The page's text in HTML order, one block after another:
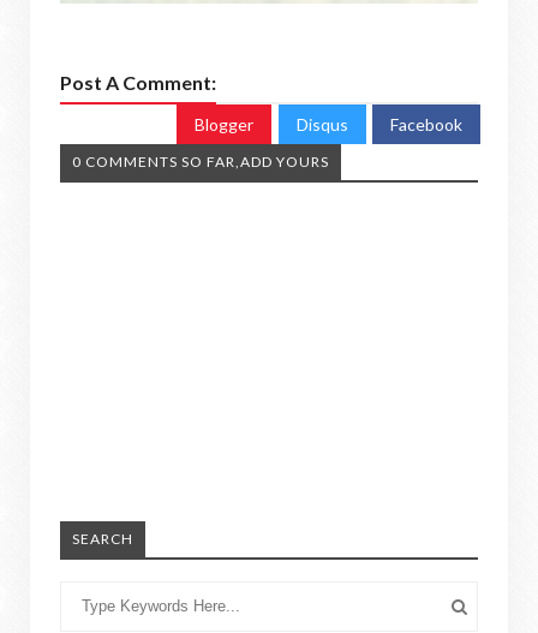
Post A Comment:
Blogger Disqus Facebook
0 COMMENTS SO FAR,ADD YOURS
SEARCH